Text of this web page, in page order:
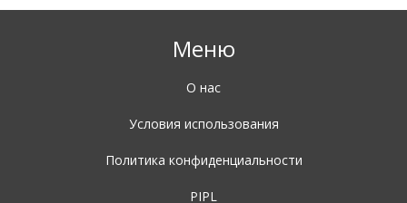
Меню
О нас
Условия использования
Политика конфиденциальности
PIPL